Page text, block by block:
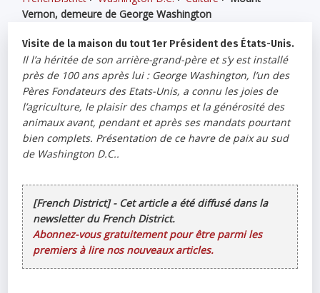
Vernon, demeure de George Washington
Visite de la maison du tout 1er Président des États-Unis.
Il l’a héritée de son arrière-grand-père et s’y est installé
près de 100 ans après lui : George Washington, l’un des
Pères Fondateurs des Etats-Unis, a connu les joies de
l’agriculture, le plaisir des champs et la générosité des
animaux avant, pendant et après ses mandats pourtant
bien complets. Présentation de ce havre de paix au sud
de Washington D.C..
[French District] - Cet article a été diffusé dans la
newsletter du French District.
Abonnez-vous gratuitement pour être parmi les
premiers à lire nos nouveaux articles.